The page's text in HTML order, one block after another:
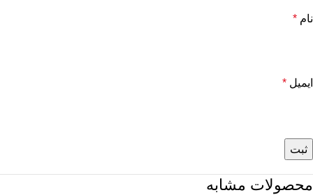
نام *
ایمیل *
محصولات مشابه